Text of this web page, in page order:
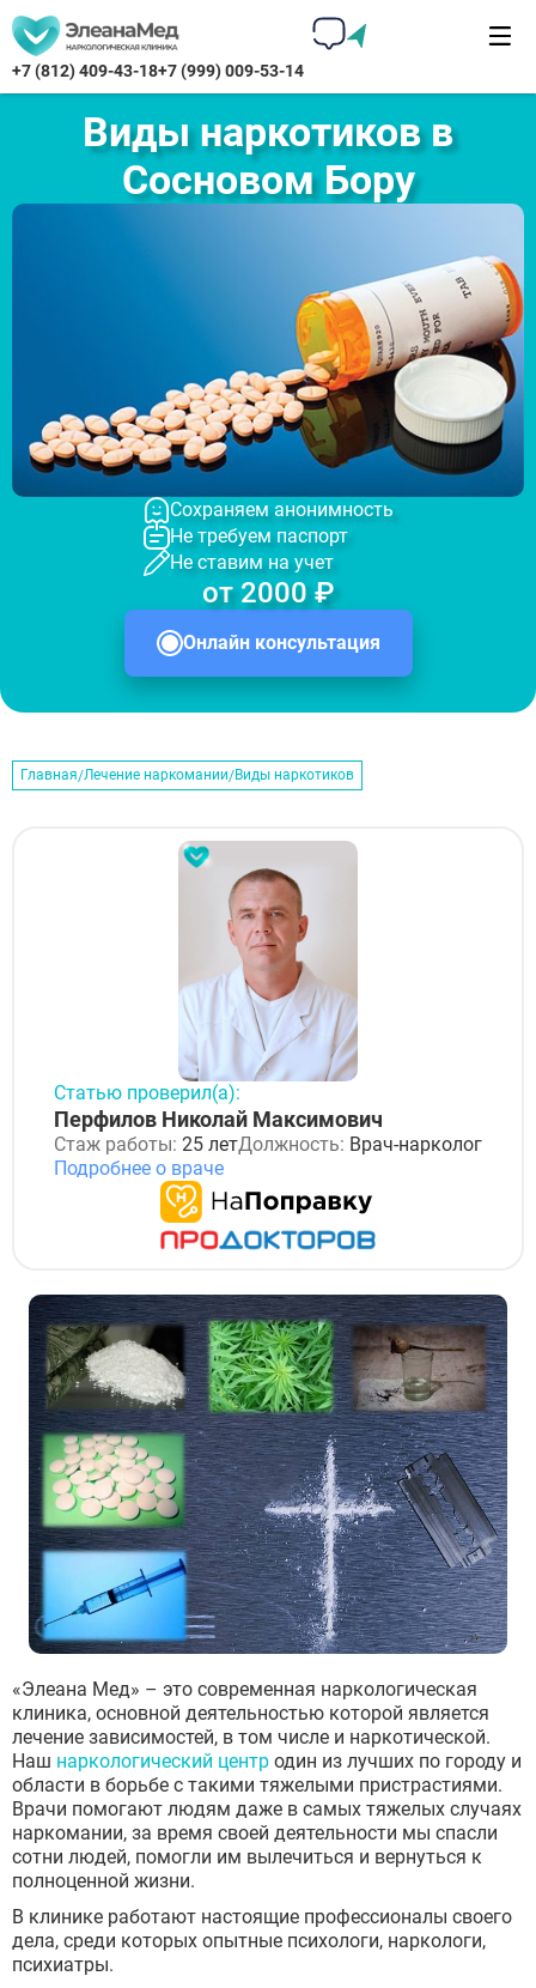
+7 (812) 409-43-18+7 (999) 009-53-14
Виды наркотиков в
Сосновом Бору
Сохраняем анонимность
Не требуем паспорт
Не ставим на учет
Онлайн консультация
от 2000 ₽
Главная Лечение наркомании Виды наркотиков
Статью проверил(а):
Перфилов Николай Максимович
Стаж работы: 25 летДолжность: Врач-нарколог
Подробнее о враче
«Элеана Мед» – это современная наркологическая
клиника, основной деятельностью которой является
лечение зависимостей, в том числе и наркотической.
Наш наркологический центр один из лучших по городу и
области в борьбе с такими тяжелыми пристрастиями.
Врачи помогают людям даже в самых тяжелых случаях
наркомании, за время своей деятельности мы спасли
сотни людей, помогли им вылечиться и вернуться к
полноценной жизни.
В клинике работают настоящие профессионалы своего
дела, среди которых опытные психологи, наркологи,
психиатры.